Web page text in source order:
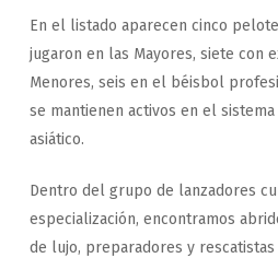
En el listado aparecen cinco
jugaron en las Mayores, siete con
Menores, seis en el béisbol
se mantienen activos en el
asiático.
Dentro del grupo de lanzadores
especialización, encontramos
de lujo, preparadores y